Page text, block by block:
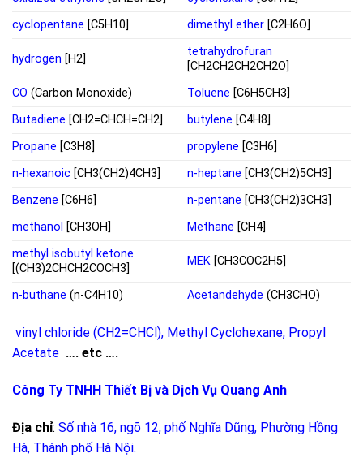
cyclopentane [C5H10] dimethyl ether [C2H6O]
hydrogen [H2]
tetrahydrofuran
[CH2CH2CH2CH2O]
CO (Carbon Monoxide) Toluene [C6H5CH3]
Butadiene [CH2=CHCH=CH2] butylene [C4H8]
Propane [C3H8] propylene [C3H6]
n-hexanoic [CH3(CH2)4CH3] n-heptane [CH3(CH2)5CH3]
Benzene [C6H6] n-pentane [CH3(CH2)3CH3]
methanol [CH3OH] Methane [CH4]
methyl isobutyl ketone
[(CH3)2CHCH2COCH3]
MEK [CH3COC2H5]
n-buthane (n-C4H10) Acetandehyde (CH3CHO)
vinyl chloride (CH2=CHCl), Methyl Cyclohexane, Propyl
Acetate …. etc ….
Công Ty TNHH Thiết Bị và Dịch Vụ Quang Anh
Địa chỉ: Số nhà 16, ngõ 12, phố Nghĩa Dũng, Phường Hồng
Hà, Thành phố Hà Nội.